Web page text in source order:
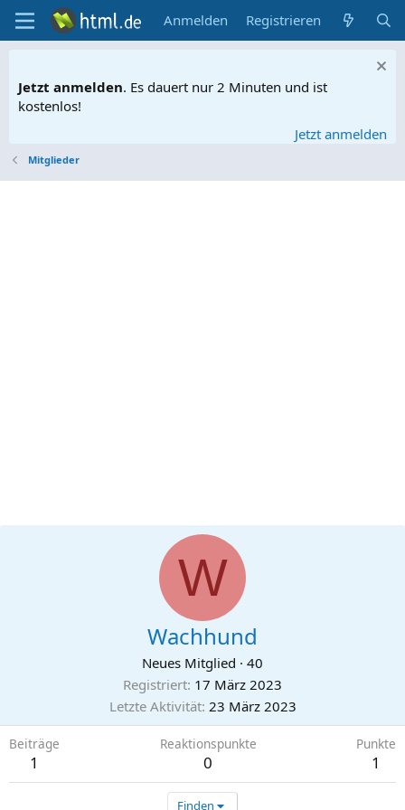
Anmelden Registrieren
Jetzt anmelden. Es dauert nur 2 Minuten und ist
kostenlos!
Jetzt anmelden
Mitglieder
W
Wachhund
Neues Mitglied · 40
Registriert 17 März 2023
Letzte Aktivität 23 März 2023
Beiträge
1
Reaktionspunkte
0
Punkte
1
Finden